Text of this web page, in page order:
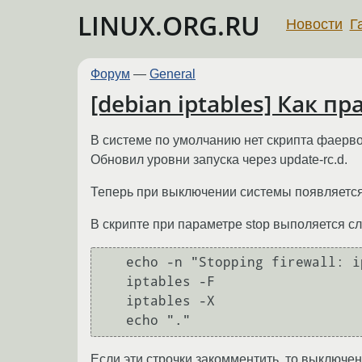
LINUX.ORG.RU Новости
Форум — General
[debian iptables] Как
В системе по умолчанию нет скрипта
Обновил уровни запуска через update-rc.d.
Теперь при выключении системы
В скрипте при параметре stop выполяется
Если эти строчки закомментить, то